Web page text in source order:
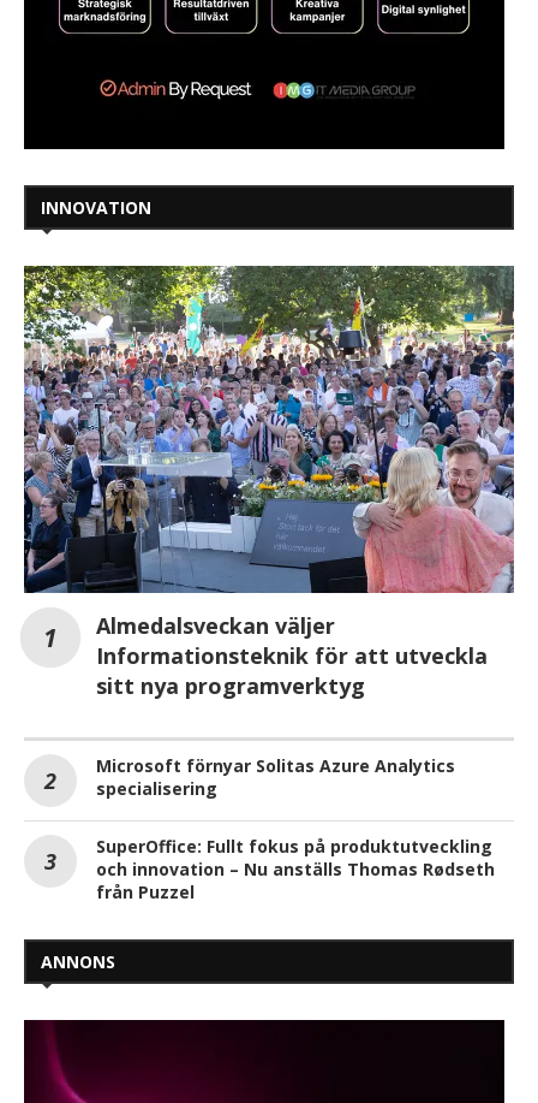
INNOVATION
Almedalsveckan väljer
Informationsteknik för att utveckla
sitt nya programverktyg
Microsoft förnyar Solitas Azure Analytics
specialisering
SuperOffice: Fullt fokus på produktutveckling
och innovation – Nu anställs Thomas Rødseth
från Puzzel
ANNONS